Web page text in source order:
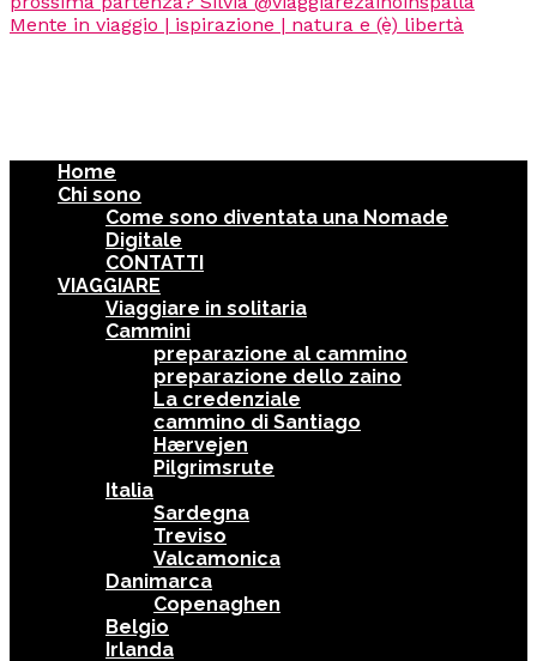
Home
Chi sono
Come sono diventata una Nomade
Digitale
CONTATTI
VIAGGIARE
Viaggiare in solitaria
Cammini
preparazione al cammino
preparazione dello zaino
La credenziale
cammino di Santiago
Hærvejen
Pilgrimsrute
Italia
Sardegna
Treviso
Valcamonica
Danimarca
Copenaghen
Belgio
Irlanda